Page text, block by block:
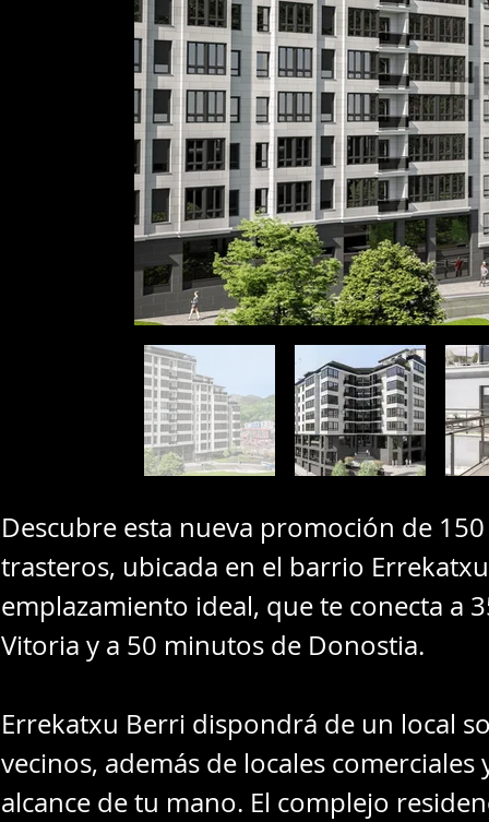
Descubre esta nueva promoción de
trasteros, ubicada en el barrio
emplazamiento ideal, que te conecta a
Vitoria y a 50 minutos de Donostia.
Errekatxu Berri dispondrá de un local
vecinos, además de locales
alcance de tu mano. El complejo